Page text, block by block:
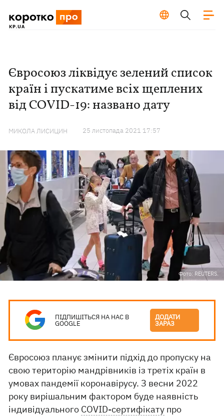
Євросоюз ліквідує зелений список
країн і пускатиме всіх щеплених
від COVID-19: названо дату
МИКОЛА ЛИСИЦИН 25 листопада 2021 17:57
Фото: REUTERS.
ПІДПИШІТЬСЯ НА НАС В
GOOGLE
ДОДАТИ
ЗАРАЗ
Євросоюз планує змінити підхід до пропуску на
свою територію мандрівників із третіх країн в
умовах пандемії коронавірусу. З весни 2022
року вирішальним фактором буде наявність
індивідуального COVID-сертифікату про